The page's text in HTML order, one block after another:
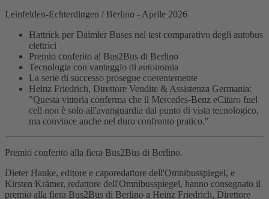
Leinfelden-Echterdingen / Berlino - Aprile 2026
Hattrick per Daimler Buses nel test comparativo degli autobus
elettrici
Premio conferito al Bus2Bus di Berlino
Tecnologia con vantaggio di autonomia
La serie di successo prosegue coerentemente
Heinz Friedrich, Direttore Vendite & Assistenza Germania:
"Questa vittoria conferma che il Mercedes-Benz eCitaro fuel
cell non è solo all'avanguardia dal punto di vista tecnologico,
ma convince anche nel duro confronto pratico."
Premio conferito alla fiera Bus2Bus di Berlino.
Dieter Hanke, editore e caporedattore dell'Omnibusspiegel, e
Kirsten Krämer, redattore dell'Omnibusspiegel, hanno consegnato il
premio alla fiera Bus2Bus di Berlino a Heinz Friedrich, Direttore